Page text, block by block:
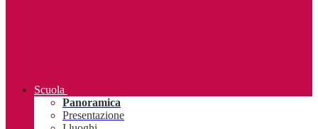
Scuola
Panoramica
Presentazione